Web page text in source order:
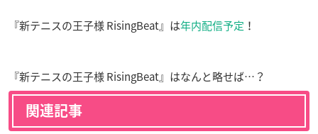
『新テニスの王子様 RisingBeat』は年内配信予定 ！
『新テニスの王子様 RisingBeat』はなんと略せば…？
関連記事